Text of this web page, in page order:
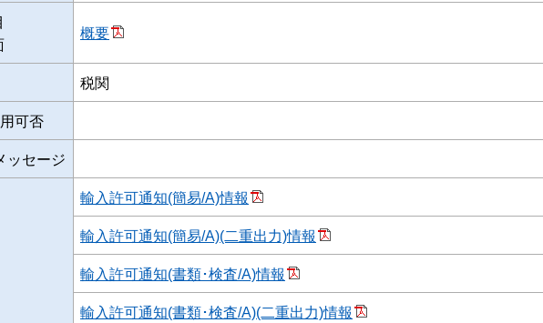
概要
税関
可否
ッセージ
輸入許可通知(簡易/A)情報
輸入許可通知(簡易/A)(二重出力)情報
輸入許可通知(書類･検査/A)情報
輸入許可通知(書類･検査/A)(二重出力)情報